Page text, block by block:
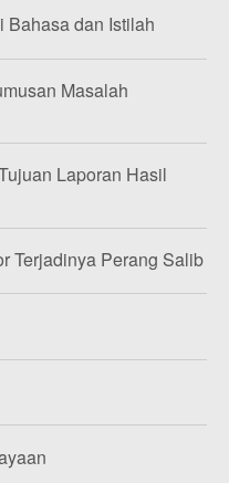
Bahasa dan Istilah
Masalah
Laporan Hasil
Terjadinya Perang Salib